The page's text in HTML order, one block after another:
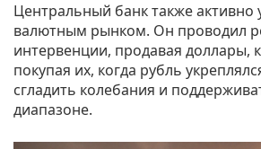
Центральный банк также активно
валютным рынком. Он проводил
интервенции, продавая доллары,
покупая их, когда рубль
сгладить колебания и
диапазоне.